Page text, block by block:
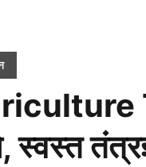
स्वस्त